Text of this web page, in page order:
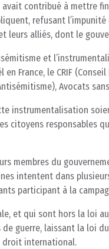
avait contribué à mettre
refusant
leurs alliés, dont le
et
France, le CRIF
Avocats
instrumentalisation
citoyens responsables
membres du
intentent dans
participant à la
et qui sont hors la loi
guerre, laissant la loi
droit international.